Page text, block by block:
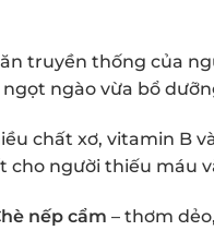
truyền thống của
ngào vừa bổ
chất xơ, vitamin B
cho người thiếu máu
nếp cẩm – thơm